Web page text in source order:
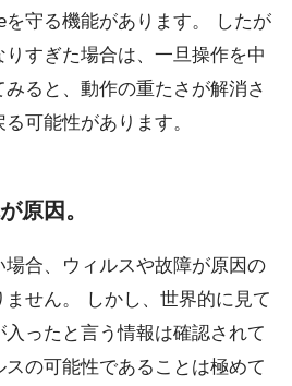
を守る機能があります。 したが
りすぎた場合は、一旦操作を中
ると、動作の重たさが解消さ
可能性があります。
原因。
場合、ウィルスや故障が原因の
せん。 しかし、世界的に見て
入ったと言う情報は確認されて
の可能性であることは極めて